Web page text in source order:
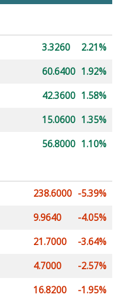
3.3260
2.21%
60.6400 1.92%
42.3600 1.58%
15.0600 1.35%
56.8000 1.10%
238.6000 -5.39%
9.9640
-4.05%
21.7000
-3.64%
4.7000
-2.57%
16.8200 -1.95%